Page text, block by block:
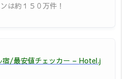
は約１５０万件！
宿/最安値チェッカー – Hotel.j